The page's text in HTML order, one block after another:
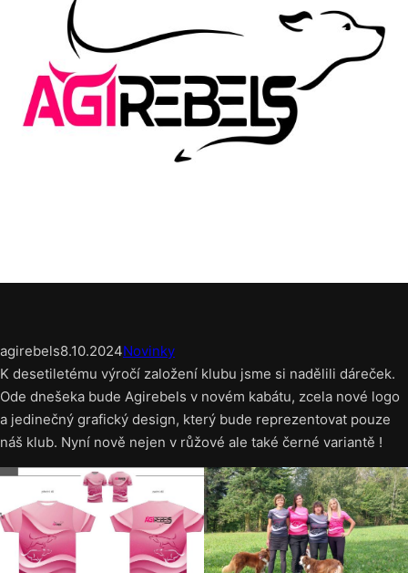
agirebels8.10.2024Novinky
K desetiletému výročí založení klubu jsme si nadělili dáreček.
Ode dnešeka bude Agirebels v novém kabátu, zcela nové logo
a jedinečný grafický design, který bude reprezentovat pouze
náš klub. Nyní nově nejen v růžové ale také černé variantě !